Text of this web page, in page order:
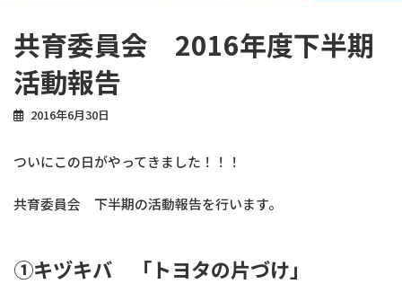
共育委員会 2016年度下半期
活動報告
2016年6月30日
ついにこの日がやってきました！！！
共育委員会 下半期の活動報告を行います。
①キヅキバ 「トヨタの片づけ」